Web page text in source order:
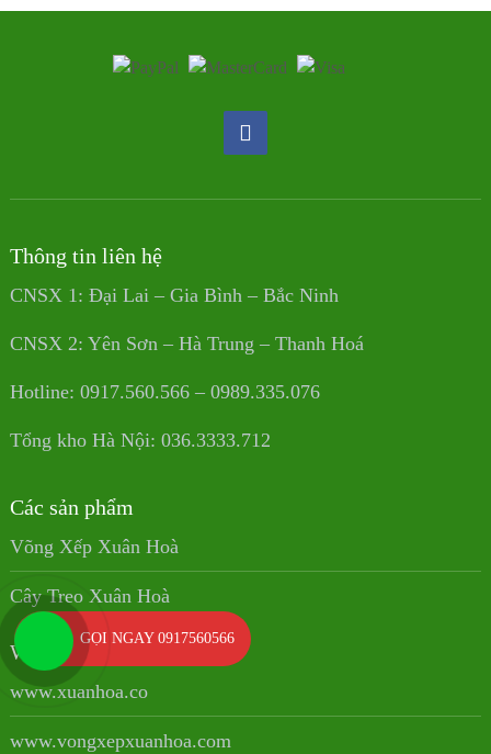
Thông tin liên hệ
CNSX 1: Đại Lai – Gia Bình – Bắc Ninh
CNSX 2: Yên Sơn – Hà Trung – Thanh Hoá
Hotline: 0917.560.566 – 0989.335.076
Tổng kho Hà Nội: 036.3333.712
Các sản phẩm
Võng Xếp Xuân Hoà
Cây Treo Xuân Hoà
Websites
www.xuanhoa.co
www.vongxepxuanhoa.com
GỌI NGAY 0917560566